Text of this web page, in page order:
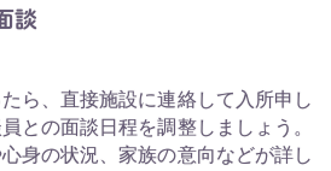
談
ら、直接施設に連絡して入所申し
との面談日程を調整しましょう。
身の状況、家族の意向などが詳し